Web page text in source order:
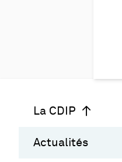
La CDIP
Actualités